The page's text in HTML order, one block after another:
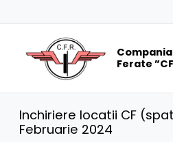
Ferate
Inchiriere locatii CF
Februarie 2024